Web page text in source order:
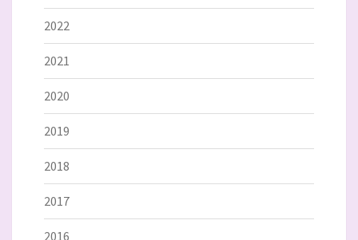
2022
2021
2020
2019
2018
2017
2016